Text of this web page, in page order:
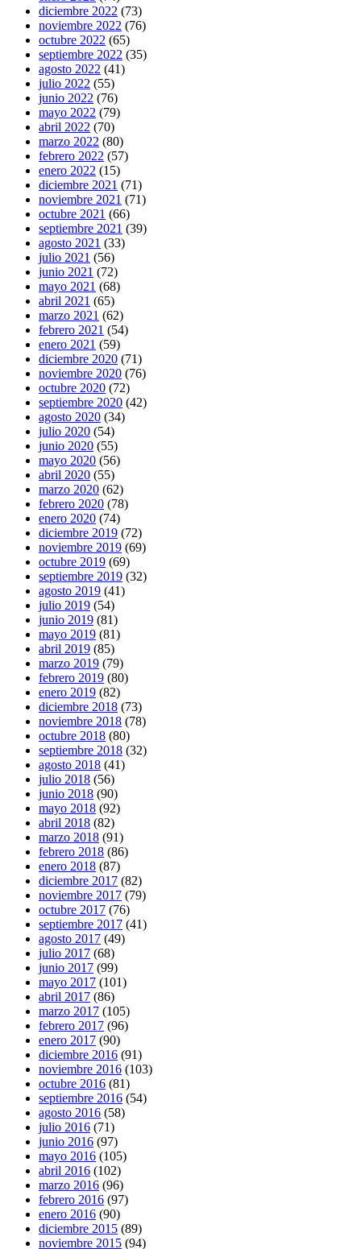
diciembre 2022 (73)
noviembre 2022 (76)
octubre 2022 (65)
septiembre 2022 (35)
agosto 2022 (41)
julio 2022 (55)
junio 2022 (76)
mayo 2022 (79)
abril 2022 (70)
marzo 2022 (80)
febrero 2022 (57)
enero 2022 (15)
diciembre 2021 (71)
noviembre 2021 (71)
octubre 2021 (66)
septiembre 2021 (39)
agosto 2021 (33)
julio 2021 (56)
junio 2021 (72)
mayo 2021 (68)
abril 2021 (65)
marzo 2021 (62)
febrero 2021 (54)
enero 2021 (59)
diciembre 2020 (71)
noviembre 2020 (76)
octubre 2020 (72)
septiembre 2020 (42)
agosto 2020 (34)
julio 2020 (54)
junio 2020 (55)
mayo 2020 (56)
abril 2020 (55)
marzo 2020 (62)
febrero 2020 (78)
enero 2020 (74)
diciembre 2019 (72)
noviembre 2019 (69)
octubre 2019 (69)
septiembre 2019 (32)
agosto 2019 (41)
julio 2019 (54)
junio 2019 (81)
mayo 2019 (81)
abril 2019 (85)
marzo 2019 (79)
febrero 2019 (80)
enero 2019 (82)
diciembre 2018 (73)
noviembre 2018 (78)
octubre 2018 (80)
septiembre 2018 (32)
agosto 2018 (41)
julio 2018 (56)
junio 2018 (90)
mayo 2018 (92)
abril 2018 (82)
marzo 2018 (91)
febrero 2018 (86)
enero 2018 (87)
diciembre 2017 (82)
noviembre 2017 (79)
octubre 2017 (76)
septiembre 2017 (41)
agosto 2017 (49)
julio 2017 (68)
junio 2017 (99)
mayo 2017 (101)
abril 2017 (86)
marzo 2017 (105)
febrero 2017 (96)
enero 2017 (90)
diciembre 2016 (91)
noviembre 2016 (103)
octubre 2016 (81)
septiembre 2016 (54)
agosto 2016 (58)
julio 2016 (71)
junio 2016 (97)
mayo 2016 (105)
abril 2016 (102)
marzo 2016 (96)
febrero 2016 (97)
enero 2016 (90)
diciembre 2015 (89)
noviembre 2015 (94)